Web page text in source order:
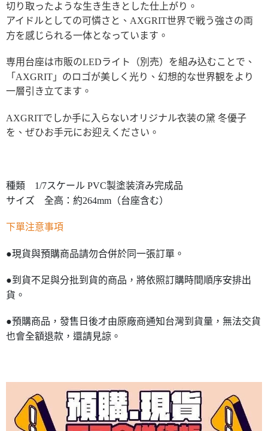
切り取ったような生き生きとした仕上がり。
アイドルとしての可憐さと、AXGRIT世界で戦う強さの両
方を感じられる一体となっています。
専用台座は市販のLEDライト（別売）を組み込むことで、
「AXGRIT」のロゴが美しく光り、幻想的な世界観をより
一層引き立てます。
AXGRITでしか手に入らないオリジナル衣装の黛 冬優子
を、ぜひお手元にお迎えください。
種類 1/7スケール PVC製塗装済み完成品
サイズ 全高：約264mm（台座含む）
下單注意事項
●現貨與預購商品請勿合併於同一張訂單。
●到貨不足與分批到貨的商品，將依照訂購時間順序安排出
貨。
●預購商品，發售日後才由原廠商通知台灣到貨量，無法交貨
也會全額退款，還請見諒。